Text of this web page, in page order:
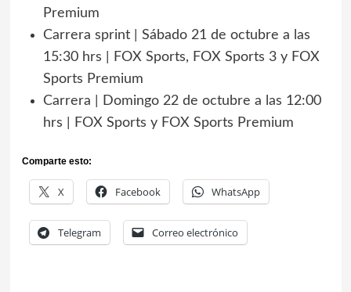
Premium
Carrera sprint | Sábado 21 de octubre a las
15:30 hrs | FOX Sports, FOX Sports 3 y FOX
Sports Premium
Carrera | Domingo 22 de octubre a las 12:00
hrs | FOX Sports y FOX Sports Premium
Comparte esto:
X Facebook WhatsApp
Telegram Correo electrónico